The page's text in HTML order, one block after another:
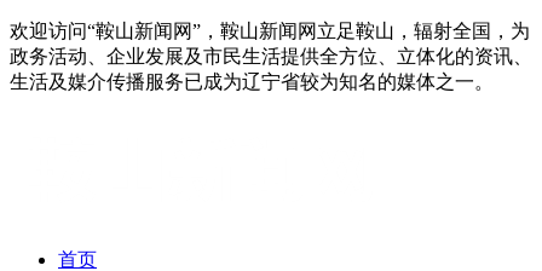
欢迎访问“鞍山新闻网”，鞍山新闻网立足鞍山，辐射全国，为
政务活动、企业发展及市民生活提供全方位、立体化的资讯、
生活及媒介传播服务已成为辽宁省较为知名的媒体之一。
首页